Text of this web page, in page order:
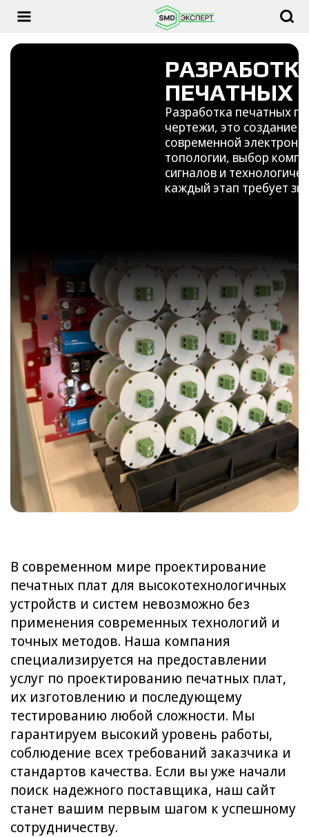
ПЕЧАТНЫХ
Разработка печатных
чертежи, это создание
современной
топологии, выбор
сигналов и
каждый этап требует
В современном мире проектирование
печатных плат для высокотехнологичных
устройств и систем невозможно без
применения современных технологий и
точных методов. Наша компания
специализируется на предоставлении
услуг по проектированию печатных плат,
их изготовлению и последующему
тестированию любой сложности. Мы
гарантируем высокий уровень работы,
соблюдение всех требований заказчика и
стандартов качества. Если вы уже начали
поиск надежного поставщика, наш сайт
станет вашим первым шагом к успешному
сотрудничеству.